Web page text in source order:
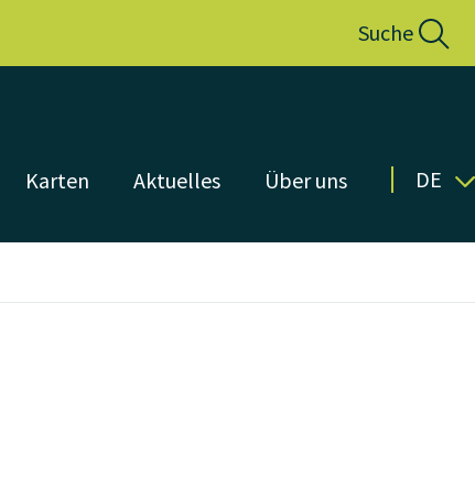
Suche
Karten Aktuelles Über uns DE